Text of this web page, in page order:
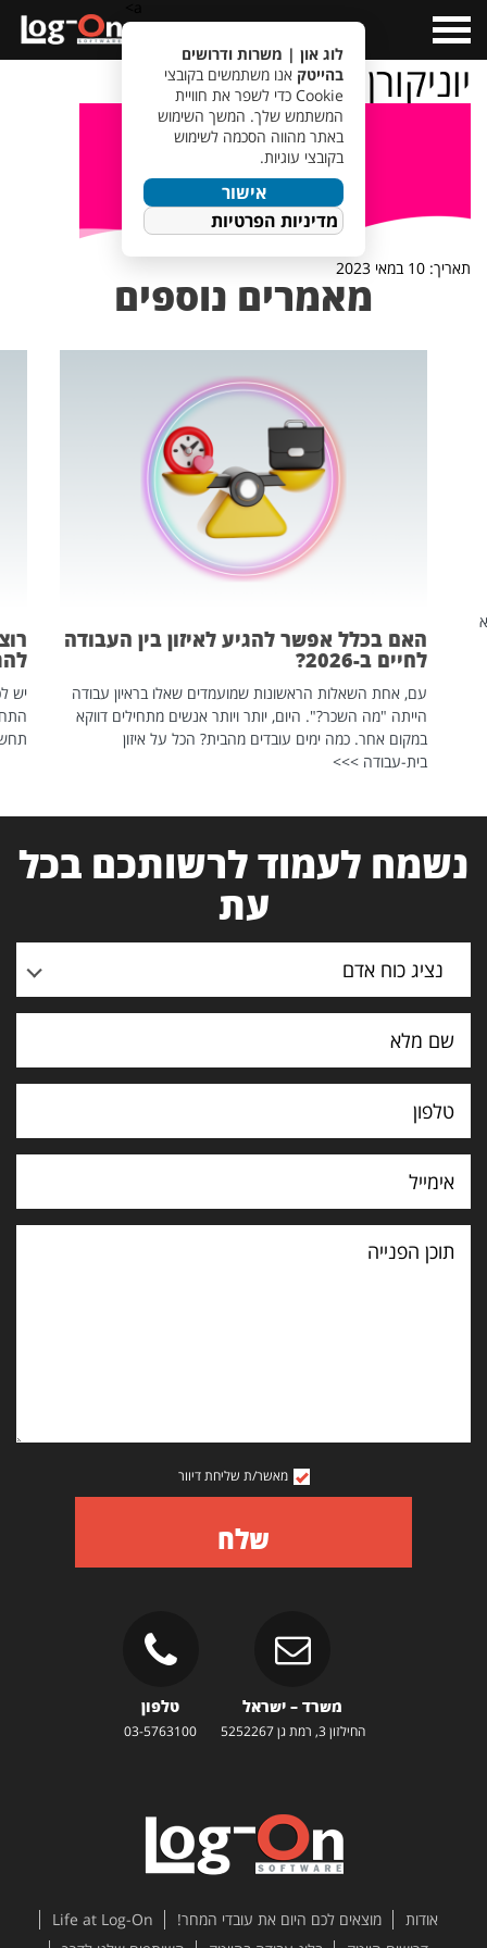
Menu
יוניקורן
תאריך: 10 במאי 2023
מאמרים נוספים
האם בכלל אפשר להגיע לאיזון בין העבודה
לחיים ב-2026?
עם, אחת השאלות הראשונות שמועמדים שאלו בראיון עבודה
הייתה "מה השכר?". היום, יותר ויותר אנשים מתחילים דווקא
במקום אחר. כמה ימים עובדים מהבית? הכל על איזון
בית-עבודה >>>
יש
נשמח לעמוד לרשותכם בכל
עת
נציג כוח אדם
תוכן
הפנייה
מאשר/ת שליחת דיוור
שלח
משרד – ישראל
החילזון 3, רמת גן 5252267
טלפון
03-5763100
אודות מוצאים לכם היום את עובדי המחר!
Life at Log-On
לוג און | משרות ודרושים
בהייטק אנו משתמשים בקובצי
Cookie כדי לשפר את חוויית
המשתמש שלך. המשך השימוש
באתר מהווה הסכמה לשימוש
בקובצי עוגיות.
אישור
מדיניות הפרטיות